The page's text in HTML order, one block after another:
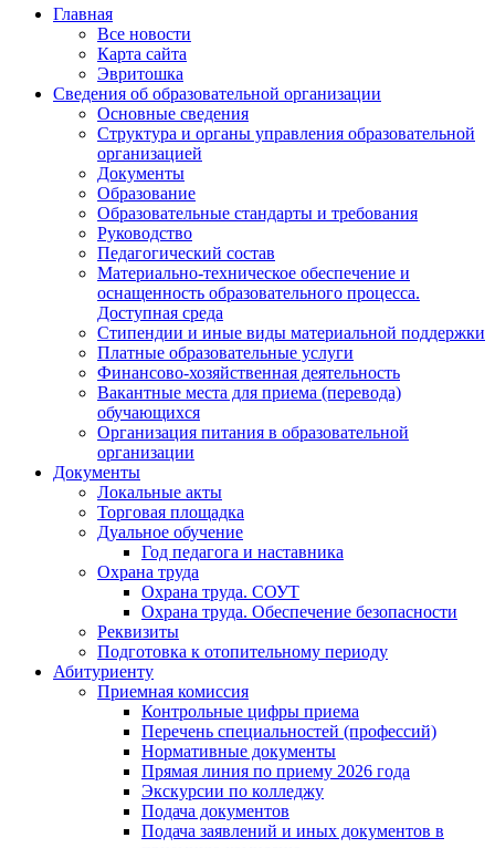
Главная
Все новости
Карта сайта
Эвритошка
Сведения об образовательной организации
Основные сведения
Структура и органы управления образовательной
организацией
Документы
Образование
Образовательные стандарты и требования
Руководство
Педагогический состав
Материально-техническое обеспечение и
оснащенность образовательного процесса.
Доступная среда
Стипендии и иные виды материальной поддержки
Платные образовательные услуги
Финансово-хозяйственная деятельность
Вакантные места для приема (перевода)
обучающихся
Организация питания в образовательной
организации
Документы
Локальные акты
Торговая площадка
Дуальное обучение
Год педагога и наставника
Охрана труда
Охрана труда. СОУТ
Охрана труда. Обеспечение безопасности
Реквизиты
Подготовка к отопительному периоду
Абитуриенту
Приемная комиссия
Контрольные цифры приема
Перечень специальностей (профессий)
Нормативные документы
Прямая линия по приему 2026 года
Экскурсии по колледжу
Подача документов
Подача заявлений и иных документов в